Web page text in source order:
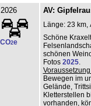
2e
AV:
Länge: 23 km,
Schöne
schönen
Fotos 2025.
Bewegen im
Gelände,
Kletterstellen
vorhanden,